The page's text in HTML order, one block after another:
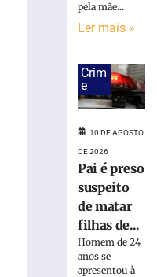
preso
suspeito
matar
filhas
anos
esconder
corpos
dentro
carro
pela mãe...
Ler mais »
Crim
e
10 DE AGOSTO
DE 2026
Pai é preso
suspeito
de matar
filhas de...
Homem de 24
anos se
apresentou à